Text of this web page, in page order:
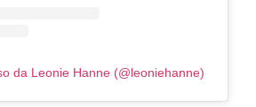
da Leonie Hanne (@leoniehanne)